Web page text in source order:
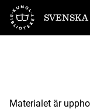
Till startsidan
Materialet är